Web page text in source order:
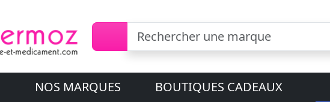
NOS MARQUES
BOUTIQUES CADEAUX